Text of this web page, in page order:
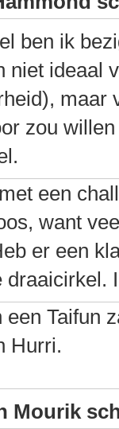
ben ik
niet ideaal
maar
zou
een
want
er een
draaicirkel.
een Taifun
Hurri.
Mourik